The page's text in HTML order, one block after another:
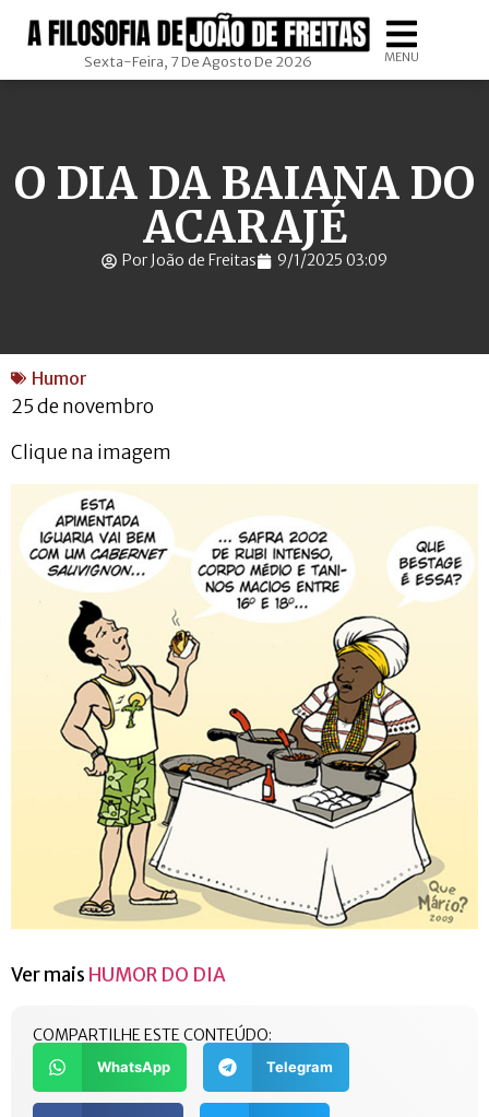
Sexta-Feira, 7 De Agosto De 2026 MENU
O DIA DA BAIANA DO
ACARAJÉ
Por João de Freitas 9/1/2025 03:09
Humor
25 de novembro
Clique na imagem
Ver mais HUMOR DO DIA
COMPARTILHE ESTE CONTEÚDO:
WhatsApp Telegram